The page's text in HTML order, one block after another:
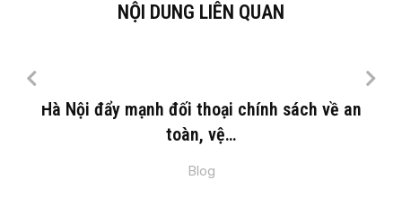
NỘI DUNG LIÊN QUAN
Hà Nội đẩy mạnh đối thoại chính sách về an
toàn, vệ…
Blog